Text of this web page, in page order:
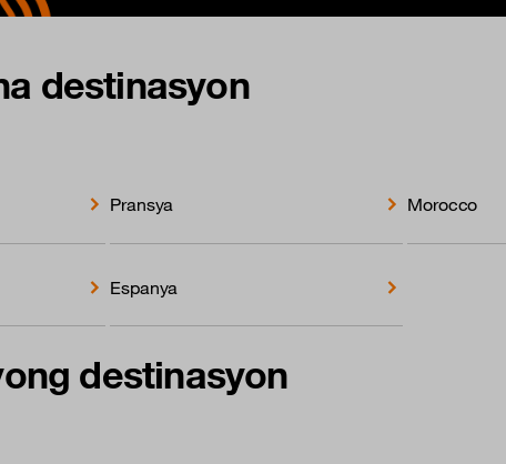
destinasyon
Pransya Morocco
Espanya
destinasyon